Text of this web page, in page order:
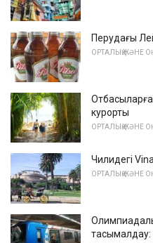
Перудағы
ОРТАЛЫҚ ЖӘНЕ
Отбасыларға
курорты
ОРТАЛЫҚ ЖӘНЕ
Чилидегі
ОРТАЛЫҚ ЖӘНЕ
тасымалдау: